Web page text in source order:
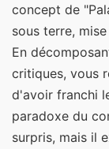
concept de
sous terre,
En
critiques, vous
d'avoir franchi
paradoxe du
surpris, mais il